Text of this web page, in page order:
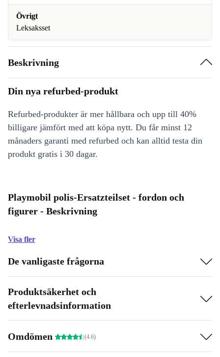
Övrigt
Leksaksset
Beskrivning
Din nya refurbed-produkt
Refurbed-produkter är mer hållbara och upp till 40%
billigare jämfört med att köpa nytt. Du får minst 12
månaders garanti med refurbed och kan alltid testa din
produkt gratis i 30 dagar.
Playmobil polis-Ersatzteilset - fordon och
figurer - Beskrivning
Visa fler
De vanligaste frågorna
Produktsäkerhet och
efterlevnadsinformation
Omdömen (4.6)